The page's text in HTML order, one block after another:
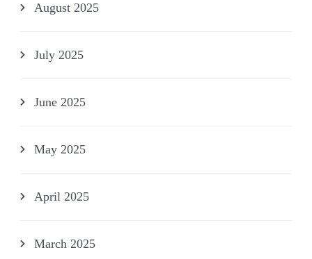
August 2025
July 2025
June 2025
May 2025
April 2025
March 2025